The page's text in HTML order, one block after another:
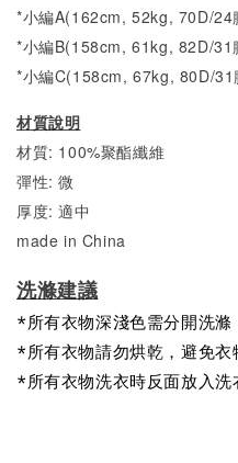
*小編A(162cm, 52kg, 70D/24
*小編B(158cm, 61kg, 82D/31
*小編C(158cm, 67kg, 80D/31
材質說明
材質: 100%聚酯纖維
彈性: 微
厚度: 適中
made in China
洗滌建議
*所有衣物深淺色需分開洗滌
*所有衣物請勿烘乾，避免衣
*所有衣物洗衣時反面放入洗